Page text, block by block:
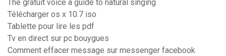
The gratuit voice a guide to natural singing
Télécharger os x 10.7 iso
Tablette pour lire les pdf
Tv en direct sur pc bouygues
Comment effacer message sur messenger facebook